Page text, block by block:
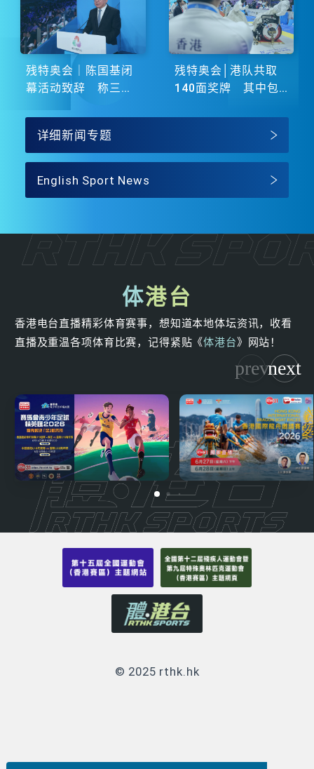
残特奥会｜陈国基闭
幕活动致辞 称三地
残特奥会│港队共取
140面奖牌 其中包
详细新闻专题
English Sport News
体港台
香港电台直播精彩体育赛事，想知道本地体坛资讯，收看
直播及重温各项体育比赛，记得紧贴《体港台》网站！
© 2025 rthk.hk